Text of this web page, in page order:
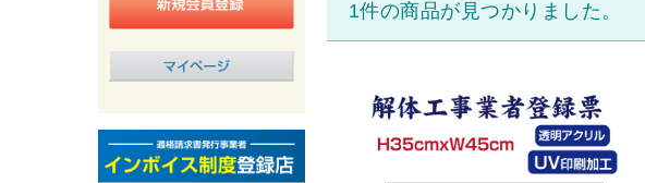
1件の商品が見つかりました。